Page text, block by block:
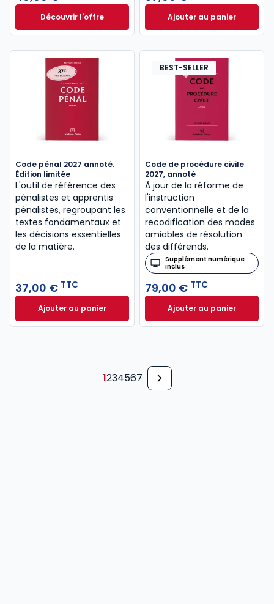
Découvrir l'offreLe guide pénal 2026. 27e éd. à partir de
Dès
Ajouter au panier
Code de
Code pénal 2027 annoté.
Édition limitée
L'outil de référence des
pénalistes et apprentis
pénalistes, regroupant les
textes fondamentaux et
les décisions essentielles
de la matière.
37,00 € TTC
Ajouter au panierCode pénal 2027 annoté. Édition limitée à 37,00 €
BEST-SELLER
Code de procédure civile
2027, annoté
À jour de la réforme de
l'instruction
conventionnelle et de la
recodification des modes
amiables de résolution
des différends.
Supplément numérique
inclus
79,00 € TTC
Ajouter au panier
Code de
1234567